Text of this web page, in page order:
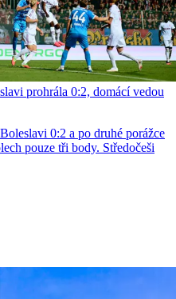
prohrála 0:2, domácí vedou
0:2 a po druhé porážce
pouze tři body. Středočeši